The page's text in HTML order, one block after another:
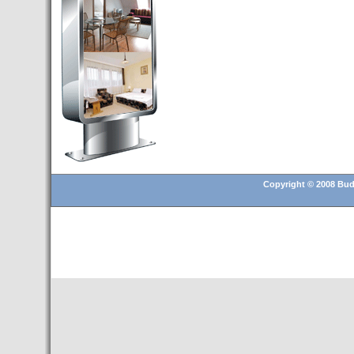
Budapest’.
- Hoteles en BUDAPEST:
Resultados octubre de 2016,
subida del 15% ocupación y
del 25,6% en el RevPar
- Nuevo Hotel en Budapest
bajo la marca Exe Hotusa
BUDAPEST
- HOTEL en Venta en
Copyright © 2008